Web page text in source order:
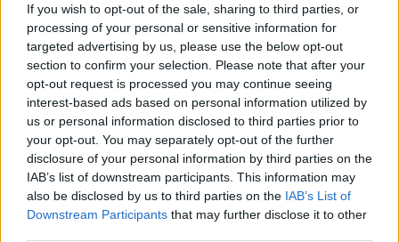
If you wish to opt-out of the sale, sharing to third parties, or
processing of your personal or sensitive information for
targeted advertising by us, please use the below opt-out
section to confirm your selection. Please note that after your
opt-out request is processed you may continue seeing
interest-based ads based on personal information utilized by
us or personal information disclosed to third parties prior to
your opt-out. You may separately opt-out of the further
disclosure of your personal information by third parties on the
IAB’s list of downstream participants. This information may
also be disclosed by us to third parties on the IAB’s List of
Downstream Participants that may further disclose it to other
FOTO 4
Nel frattempo, mentre la campagna elettorale entra nel
vivo, le immagini continuano a circolare. Foto di
gruppo, serate, momenti conviviali, rapporti ostentati
senza particolare prudenza. E soprattutto una domanda
inevitabile:possibile che nessuno nel Partito